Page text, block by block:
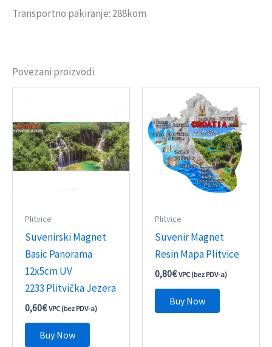
Transportno pakiranje: 288kom
Povezani proizvodi
Plitvice
Suvenirski Magnet
Basic Panorama
12x5cm UV
2233 Plitvička Jezera
0,60€ VPC (bez PDV-a)
Buy Now
Plitvice
Suvenir Magnet
Resin Mapa Plitvice
0,80€ VPC (bez PDV-a)
Buy Now